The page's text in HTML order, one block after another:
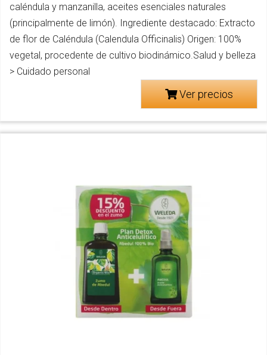
caléndula y manzanilla, aceites esenciales naturales
(principalmente de limón). Ingrediente destacado: Extracto
de flor de Caléndula (Calendula Officinalis) Origen: 100%
vegetal, procedente de cultivo biodinámico.Salud y belleza
> Cuidado personal
Ver precios